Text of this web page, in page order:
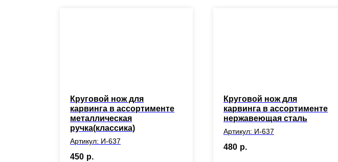
Круговой нож для
карвинга в ассортименте
металлическая
ручка(классика)
Артикул: И-637
450 р.
Круговой нож для
карвинга в ассортименте
нержавеющая сталь
Артикул: И-637
480 р.